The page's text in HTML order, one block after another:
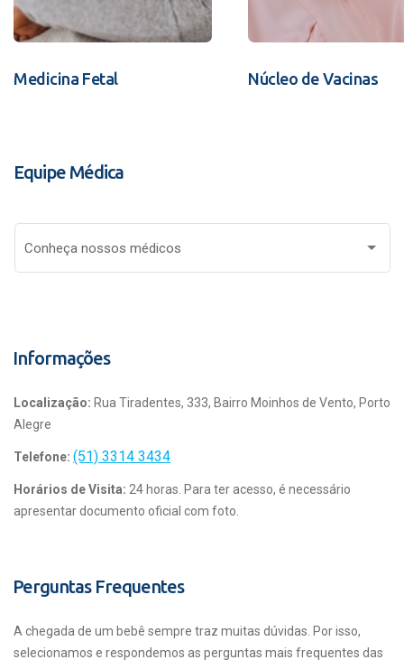
Medicina Fetal Núcleo de Vacinas
Equipe Médica
Conheça nossos médicos
Informações
Localização: Rua Tiradentes, 333, Bairro Moinhos de Vento, Porto
Alegre
Telefone: (51) 3314 3434
Horários de Visita: 24 horas. Para ter acesso, é necessário
apresentar documento oficial com foto.
Perguntas Frequentes
A chegada de um bebê sempre traz muitas dúvidas. Por isso,
selecionamos e respondemos as perguntas mais frequentes das